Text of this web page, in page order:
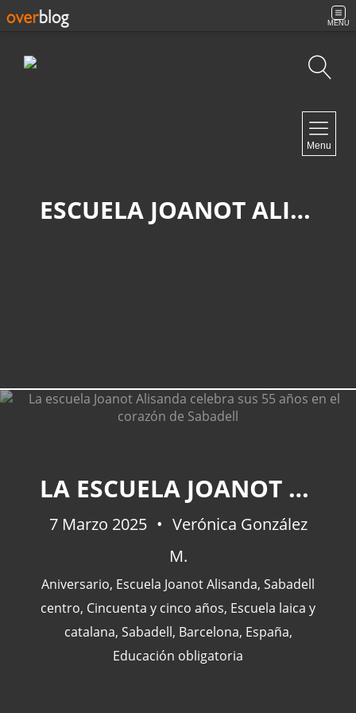
MENU
Menu
ESCUELA JOANOT ALISANDA
LA ESCUELA JOANOT ALISANDA CELEBRA SUS 55 AÑOS EN EL CORAZÓN DE SABADELL
7 Marzo 2025
Verónica González
M.
Aniversario, Escuela Joanot Alisanda, Sabadell
centro, Cincuenta y cinco años, Escuela laica y
catalana, Sabadell, Barcelona, España,
Educación obligatoria
Actualidad(227)
Europa(47)
Venezuela(43)